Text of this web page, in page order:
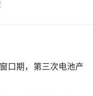
口期，第三次电池产